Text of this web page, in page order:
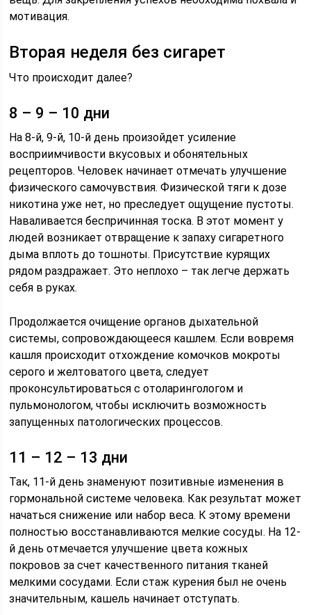
мотивация.
Вторая неделя без сигарет
Что происходит далее?
8 – 9 – 10 дни
На 8-й, 9-й, 10-й день произойдет усиление
восприимчивости вкусовых и обонятельных
рецепторов. Человек начинает отмечать улучшение
физического самочувствия. Физической тяги к дозе
никотина уже нет, но преследует ощущение пустоты.
Наваливается беспричинная тоска. В этот момент у
людей возникает отвращение к запаху сигаретного
дыма вплоть до тошноты. Присутствие курящих
рядом раздражает. Это неплохо – так легче держать
себя в руках.
Продолжается очищение органов дыхательной
системы, сопровождающееся кашлем. Если вовремя
кашля происходит отхождение комочков мокроты
серого и желтоватого цвета, следует
проконсультироваться с отоларингологом и
пульмонологом, чтобы исключить возможность
запущенных патологических процессов.
11 – 12 – 13 дни
Так, 11-й день знаменуют позитивные изменения в
гормональной системе человека. Как результат может
начаться снижение или набор веса. К этому времени
полностью восстанавливаются мелкие сосуды. На 12-
й день отмечается улучшение цвета кожных
покровов за счет качественного питания тканей
мелкими сосудами. Если стаж курения был не очень
значительным, кашель начинает отступать.